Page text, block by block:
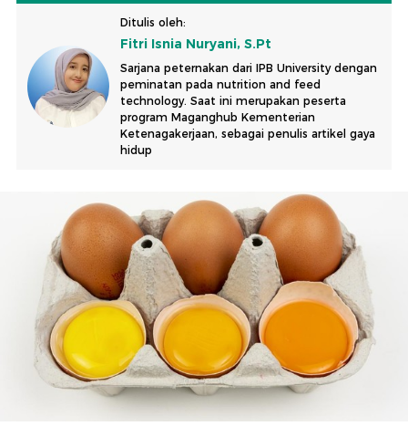
Ditulis oleh:
Fitri Isnia Nuryani, S.Pt
Sarjana peternakan dari IPB University dengan
peminatan pada nutrition and feed
technology. Saat ini merupakan peserta
program Maganghub Kementerian
Ketenagakerjaan, sebagai penulis artikel gaya
hidup